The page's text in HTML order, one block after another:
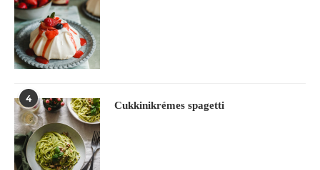
4
Cukkinikrémes spagetti